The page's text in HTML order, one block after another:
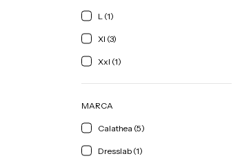
L (1)
Xl (3)
Xxl (1)
MARCA
Calathea (5)
Dresslab (1)